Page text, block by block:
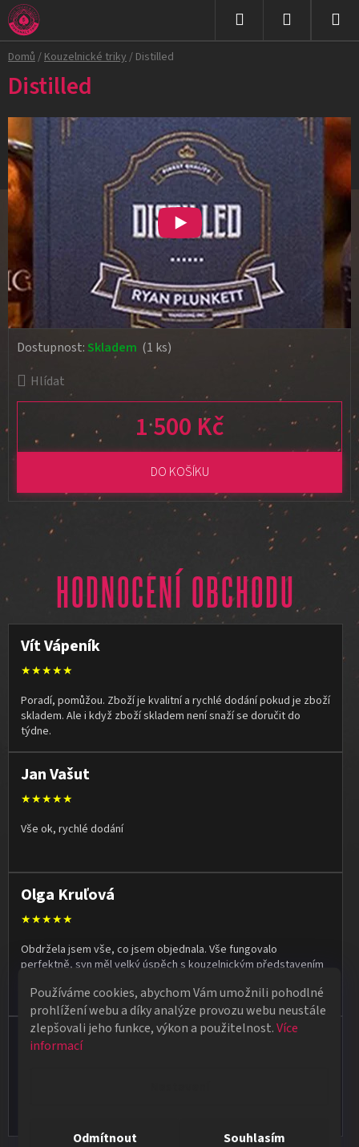
Používáme cookies, abychom Vám umožnili pohodlné
prohlížení webu a díky analýze provozu webu neustále
zlepšovali jeho funkce, výkon a použitelnost.Více
informací
Odmítnout Souhlasím
Přejít
na
obsah
Domů/Kouzelnické triky/ Distilled
Hlídat
1 500 Kč
Měrná cena:
DO KOŠÍKU
Dostupnost: Skladem (1 ks)
Distilled
HODNOCENÍ OBCHODU
Vít Vápeník
★★★★★
Poradí, pomůžou. Zboží je kvalitní a rychlé dodání pokud je zboží
skladem. Ale i když zboží skladem není snaží se doručit do
týdne.
Jan Vašut
★★★★★
Vše ok, rychlé dodání
Olga Kruľová
★★★★★
Obdržela jsem vše, co jsem objednala. Vše fungovalo
perfektně, syn měl velký úspěch s kouzelnickým představením
naprostá spokojenost.
Vladimír Jirsák